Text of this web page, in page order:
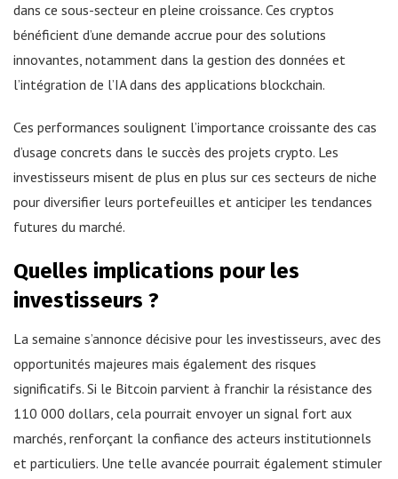
dans ce sous-secteur en pleine croissance. Ces cryptos
bénéficient d’une demande accrue pour des solutions
innovantes, notamment dans la gestion des données et
l’intégration de l’IA dans des applications blockchain.
Ces performances soulignent l’importance croissante des cas
d’usage concrets dans le succès des projets crypto. Les
investisseurs misent de plus en plus sur ces secteurs de niche
pour diversifier leurs portefeuilles et anticiper les tendances
futures du marché.
Quelles implications pour les
investisseurs ?
La semaine s’annonce décisive pour les investisseurs, avec des
opportunités majeures mais également des risques
significatifs. Si le Bitcoin parvient à franchir la résistance des
110 000 dollars, cela pourrait envoyer un signal fort aux
marchés, renforçant la confiance des acteurs institutionnels
et particuliers. Une telle avancée pourrait également stimuler